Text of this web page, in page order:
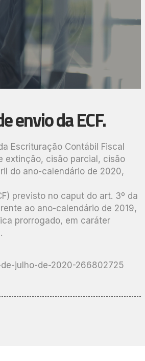
envio da ECF.
Escrituração Contábil Fiscal
extinção, cisão parcial, cisão
do ano-calendário de 2020,
previsto no caput do art. 3º da
ao ano-calendário de 2019,
prorrogado, em caráter
julho-de-2020-266802725